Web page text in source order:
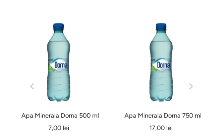
Apa Minerala Dorna 500 ml
7,00 lei
Apa Minerala Dorna 750 ml
17,00 lei